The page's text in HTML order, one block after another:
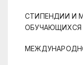
СТИПЕНДИИ И
ОБУЧАЮЩИХСЯ